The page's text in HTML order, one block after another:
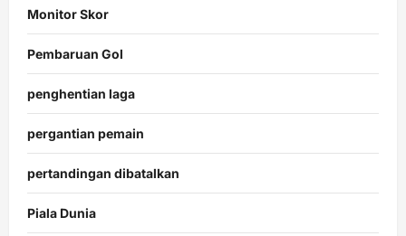
Monitor Skor
Pembaruan Gol
penghentian laga
pergantian pemain
pertandingan dibatalkan
Piala Dunia